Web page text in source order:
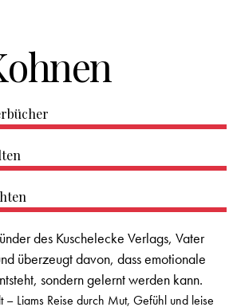
des Kuschelecke Verlags, Vater
überzeugt davon, dass emotionale
sondern gelernt werden kann.
– Liams Reise durch Mut, Gefühl und leise